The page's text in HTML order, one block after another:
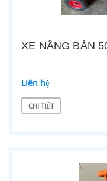
XE NÂNG BÀN
Liên hệ
CHI TIẾT